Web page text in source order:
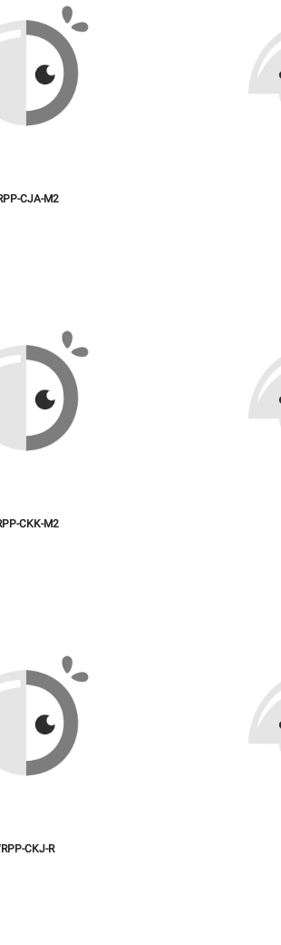
CJA-M2
CKK-M2
CKJ-R